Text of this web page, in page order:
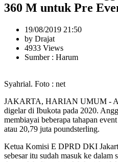
360 M untuk Pre
19/08/2019 21:50
by Drajat
4933 Views
Sumber : Harum
Syahrial. Foto : net
JAKARTA, HARIAN UMUM -
digelar di Ibukota pada 2020.
membiayai beberapa tahapan
atau 20,79 juta poundsterling.
Ketua Komisi E DPRD DKI
sebesar itu sudah masuk ke